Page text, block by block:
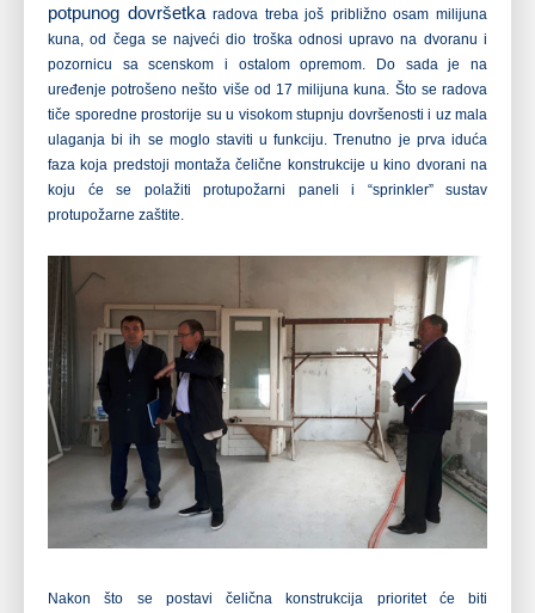
potpunog dovršetkaradova treba još približno osam milijuna
kuna, od čega se najveći dio troška odnosi upravo na dvoranu i
pozornicu sa scenskom i ostalom opremom. Do sadaje na
uređenje potrošeno nešto više od 17 milijuna kuna. Što se radova
tiče sporedne prostorije su u visokom stupnju dovršenosti i uz mala
ulaganja biih se moglo staviti u funkciju. Trenutno je prva iduća
faza koja predstoji montaža čelične konstrukcije u kino dvorani na
koju će se polažiti protupožarni paneli i “sprinkler” sustav
protupožarne zaštite.
Nakon što se postavi čelična konstrukcija prioritet će biti